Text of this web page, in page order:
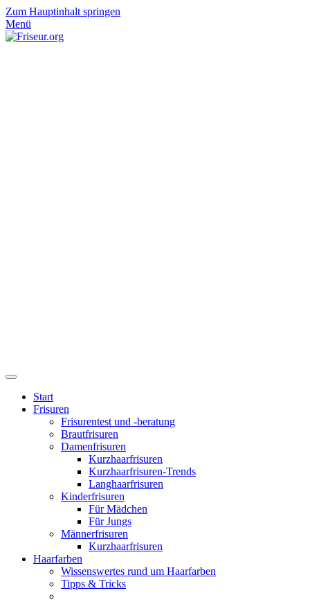
Zum Hauptinhalt springen
Menü
Start
Frisuren
Frisurentest und -beratung
Brautfrisuren
Damenfrisuren
Kurzhaarfrisuren
Kurzhaarfrisuren-Trends
Langhaarfrisuren
Kinderfrisuren
Für Mädchen
Für Jungs
Männerfrisuren
Kurzhaarfrisuren
Haarfarben
Wissenswertes rund um Haarfarben
Tipps & Tricks